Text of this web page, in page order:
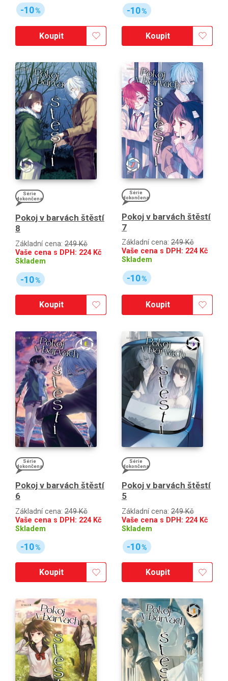
-10%
Koupit
-10%
Koupit
Série
dokončena
Pokoj v barvách štěstí
8
Základní cena: 249 Kč
Vaše cena s DPH: 224Kč
Skladem
-10%
Koupit
Série
dokončena
Pokoj v barvách štěstí
7
Základní cena: 249 Kč
Vaše cena s DPH: 224Kč
Skladem
-10%
Koupit
Série
dokončena
Pokoj v barvách štěstí
6
Základní cena: 249 Kč
Vaše cena s DPH: 224Kč
Skladem
-10%
Koupit
Série
dokončena
Pokoj v barvách štěstí
5
Základní cena: 249 Kč
Vaše cena s DPH: 224Kč
Skladem
-10%
Koupit